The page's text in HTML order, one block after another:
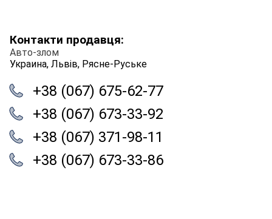
Контакти продавця:
Авто-злом
Украина, Львів, Рясне-Руське
+38 (067) 675-62-77
+38 (067) 673-33-92
+38 (067) 371-98-11
+38 (067) 673-33-86